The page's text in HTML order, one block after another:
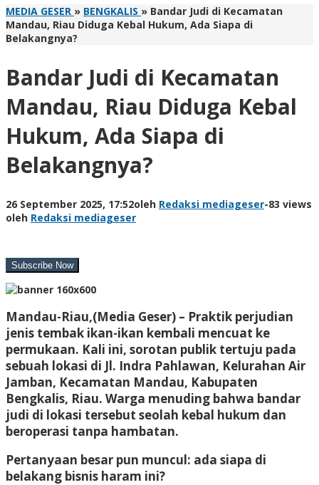
MEDIA GESER » BENGKALIS » Bandar Judi di Kecamatan
Mandau, Riau Diduga Kebal Hukum, Ada Siapa di
Belakangnya?
Bandar Judi di Kecamatan
Mandau, Riau Diduga Kebal
Hukum, Ada Siapa di
Belakangnya?
26 September 2025, 17:52oleh Redaksi mediageser-83 views
oleh Redaksi mediageser
Mandau-Riau,(Media Geser) – Praktik perjudian
jenis tembak ikan-ikan kembali mencuat ke
permukaan. Kali ini, sorotan publik tertuju pada
sebuah lokasi di Jl. Indra Pahlawan, Kelurahan Air
Jamban, Kecamatan Mandau, Kabupaten
Bengkalis, Riau. Warga menuding bahwa bandar
judi di lokasi tersebut seolah kebal hukum dan
beroperasi tanpa hambatan.
Pertanyaan besar pun muncul: ada siapa di
belakang bisnis haram ini?